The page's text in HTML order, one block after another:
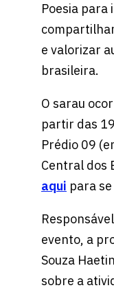
Poesia para
e valorizar
brasileira.
O sarau
partir das
Prédio 09
Central dos
aqui para
evento, a
Souza
sobre a